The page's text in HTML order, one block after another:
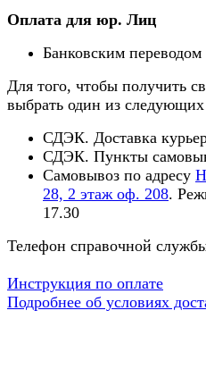
Оплата для юр. Лиц
Банковским переводом
Для того, чтобы получить
выбрать один из следующих
СДЭК. Доставка
СДЭК. Пункты
Самовывоз по адресу
28, 2 этаж оф. 208.
17.30
Телефон справочной
Инструкция по оплате
Подробнее об условиях